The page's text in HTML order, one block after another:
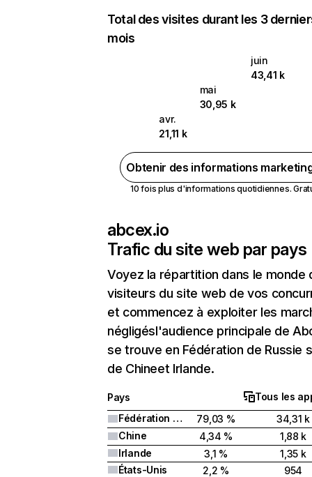
Total des visites durant les 3
mois
juin
43,41 k
mai
30,95 k
avr.
21,11 k
Obtenir des informations
10 fois plus d'informations quotidiennes.
abcex.io
Trafic du site web par pays
Voyez la répartition dans le monde
visiteurs du site web de vos
et commencez à exploiter les
négligésl'audience principale de
se trouve en Fédération de Russie
de Chineet Irlande.
Pays
Tous les
Fédération de Russie
79,03 %
34,31 k
Chine
4,34 %
1,88 k
Irlande
3,1 %
1,35 k
États-Unis
2,2 %
954